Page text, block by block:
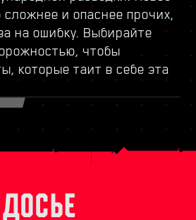
сложнее и опаснее прочих,
на ошибку. Выбирайте
чтобы
которые таит в себе эта
и возможностей, которые
тем, кто готов идти до
заказы и задания, в
поставить на карту всё.
готовы на всё ради
ДОСЬЕ